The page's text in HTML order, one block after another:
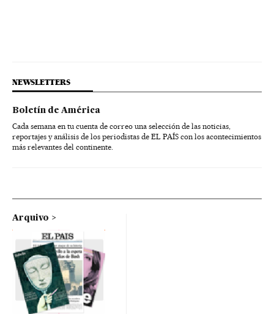
NEWSLETTERS
Boletín de América
Cada semana en tu cuenta de correo una selección de las noticias,
reportajes y análisis de los periodistas de EL PAÍS con los acontecimientos
más relevantes del continente.
Arquivo